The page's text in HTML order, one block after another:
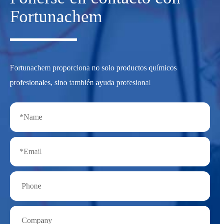
Fortunachem
Fortunachem proporciona no solo productos químicos
profesionales, sino también ayuda profesional